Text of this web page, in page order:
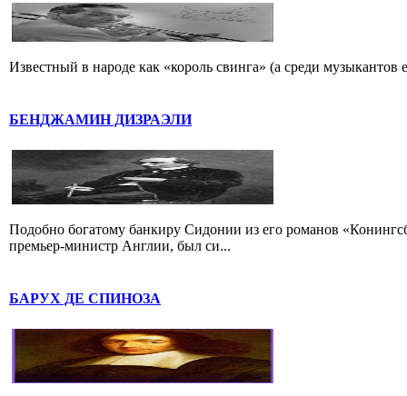
Известный в народе как «король свинга» (а среди
БЕНДЖАМИН ДИЗРАЭЛИ
Подобно богатому банкиру Сидонии из его романов
премьер-министр Англии, был си...
БАРУХ ДЕ СПИНОЗА